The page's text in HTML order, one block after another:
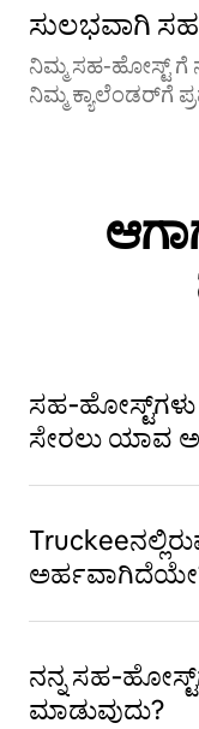
ಸುಲಭವಾಗಿ
ನಿಮ್ಮ ಸಹ-ಹೋಸ್ಟ್ ‌ಗೆ
ನಿಮ್ಮ ಕ್ಯಾಲೆಂಡರ್‌‌ಗೆ
ಸೇರಲು ಯಾವ
ನನ್ನ
ಮಾಡುವುದು?